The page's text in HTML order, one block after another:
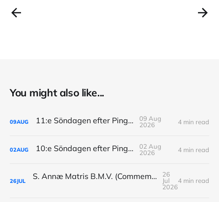
You might also like...
09AUG 11:e Söndagen efter Pingst
09 Aug
2026
4 min read
02AUG 10:e Söndagen efter Pingst
02 Aug
2026
4 min read
26JUL S. Annæ Matris B.M.V. (Commemoratio: Dominica IX Post Pentecosten)
26
Jul
2026
4 min read